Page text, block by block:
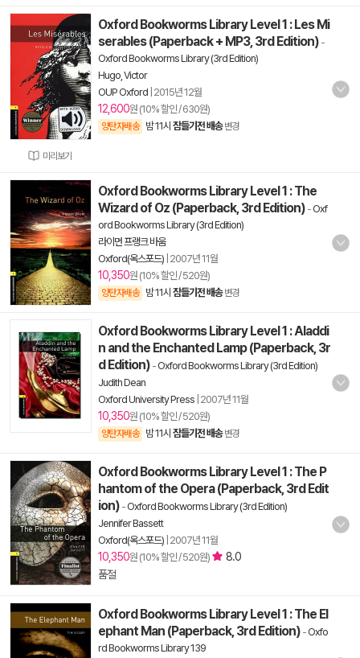
미리보기
Oxford Bookworms Library Level 1 : Les Mi
serables (Paperback + MP3, 3rd Edition) -
Oxford Bookworms Library (3rd Edition)
Hugo, Victor
OUP Oxford 2015년 12월
12,600원 (10% 할인 / 630원)
양탄자배송 밤 11시 잠들기전 배송 변경
Oxford Bookworms Library Level 1 : The
Wizard of Oz (Paperback, 3rd Edition) -Oxf
ord Bookworms Library (3rd Edition)
라이먼 프랭크 바움
Oxford(옥스포드) 2007년 11월
10,350원 (10% 할인 / 520원)
양탄자배송 밤 11시 잠들기전 배송 변경
Oxford Bookworms Library Level 1 : Aladdi
n and the Enchanted Lamp (Paperback, 3r
d Edition) -Oxford Bookworms Library (3rd Edition)
Judith Dean
Oxford University Press 2007년 11월
10,350원 (10% 할인 / 520원)
양탄자배송 밤 11시 잠들기전 배송 변경
Oxford Bookworms Library Level 1 : The P
hantom of the Opera (Paperback, 3rd Edit
ion) -Oxford Bookworms Library (3rd Edition)
Jennifer Bassett
Oxford(옥스포드) 2007년 11월
10,350원 (10% 할인 / 520원)
8.0
품절
Oxford Bookworms Library Level 1 : The El
ephant Man (Paperback, 3rd Edition) -Oxfo
rd Bookworms Library 139